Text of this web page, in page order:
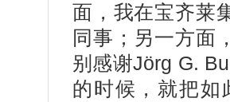
面，我在宝齐莱
同事；另一方面
别感谢Jörg G.
的时候，就把如